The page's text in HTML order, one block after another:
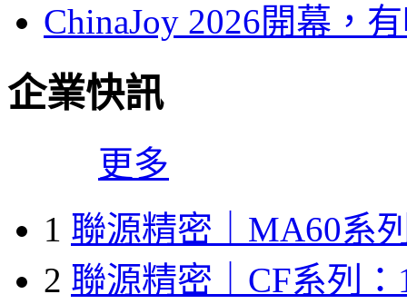
ChinaJoy 2026開幕，
企業快訊
更多
1 聯源精密｜MA60系
2 聯源精密｜CF系列：